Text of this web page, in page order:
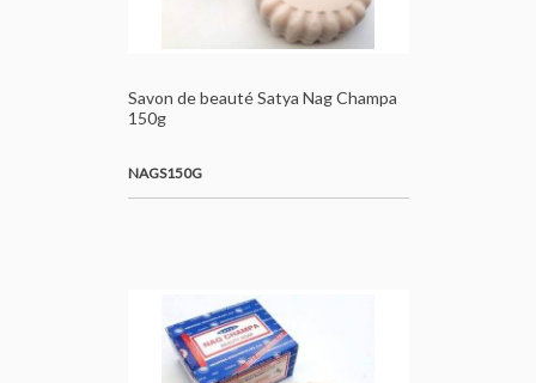
Savon de beauté Satya Nag Champa
150g
NAGS150G